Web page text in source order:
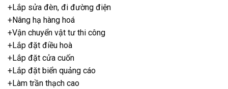
+Lắp sửa đèn, đi đường điện
+Nâng hạ hàng hoá
+Vận chuyển vật tư thi công
+Lắp đặt điều hoà
+Lắp đặt cửa cuốn
+Lắp đặt biển quảng cáo
+Làm trần thạch cao